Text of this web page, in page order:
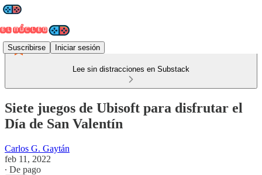
Suscribirse Iniciar sesión
Lee sin distracciones en Substack
Siete juegos de Ubisoft para disfrutar el
Día de San Valentín
Carlos G. Gaytán
feb 11, 2022
∙ De pago